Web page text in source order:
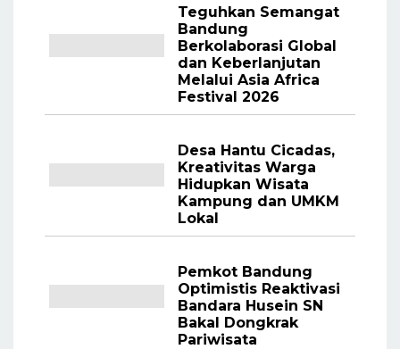
Teguhkan Semangat
Bandung
Berkolaborasi Global
dan Keberlanjutan
Melalui Asia Africa
Festival 2026
Desa Hantu Cicadas,
Kreativitas Warga
Hidupkan Wisata
Kampung dan UMKM
Lokal
Pemkot Bandung
Optimistis Reaktivasi
Bandara Husein SN
Bakal Dongkrak
Pariwisata